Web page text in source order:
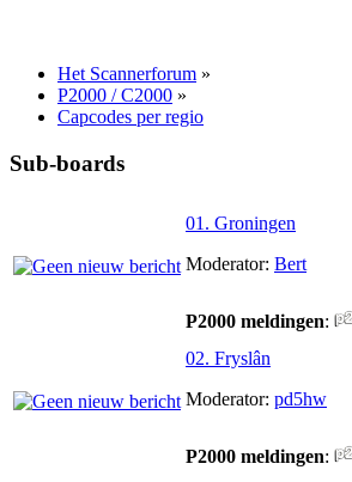
Het Scannerforum »
P2000 / C2000 »
Capcodes per regio
Sub-boards
01. Groningen
Moderator: Bert
P2000 meldingen:
02. Fryslân
Moderator: pd5hw
P2000 meldingen: